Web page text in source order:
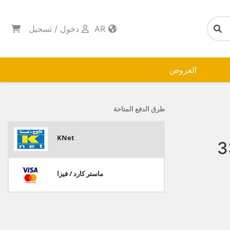
دخول / تسجيل
العروض
طرق الدفع المتاحة
KNet
ماستر كارد / فيزا